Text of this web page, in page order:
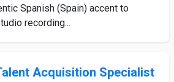
Spanish (Spain) accent to
recording...
Acquisition Specialist